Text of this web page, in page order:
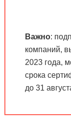
Важно:
компаний,
2023 года,
срока
до 31